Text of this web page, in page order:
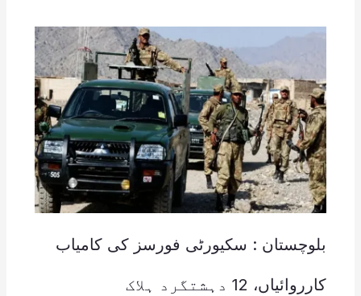
بلوچستان : سکیورٹی فورسز کی کامیاب
کارروائیاں، 12 دہشتگرد ہلاک